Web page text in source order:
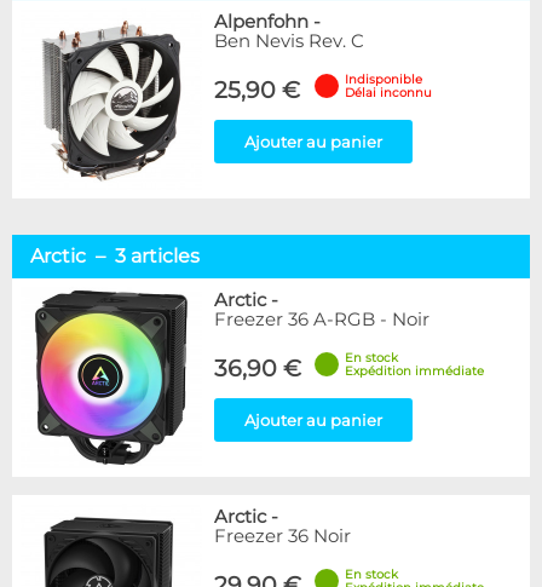
3
Noctua
2
Tryx
Disponibilité / Promotions
Articles en stock
Articles en promotions
Appliquer
Alpenfohn -
Ben Nevis Rev. C
25,90 €
Indisponible
Délai inconnu
Ajouter au panier
Arctic – 3 articles
Arctic-
Freezer 36 A-RGB - Noir
36,90 €
En stock
Expédition immédiate
Ajouter au panier
Arctic-
Freezer 36 Noir
En stock